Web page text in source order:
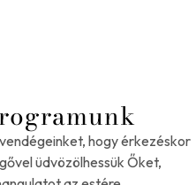
hogy érkezéskor
üdvözölhessük Őket,